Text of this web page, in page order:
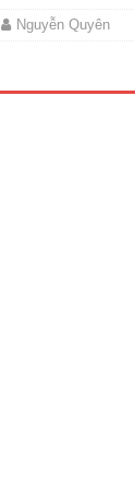
Nguyễn Quyên